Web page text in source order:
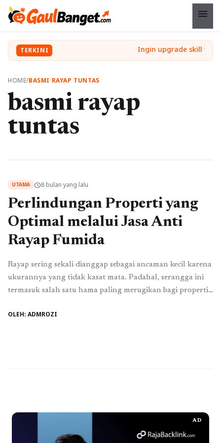
menu
TERKINI
HOME/BASMI RAYAP TUNTAS
basmi rayap
tuntas
UTAMA schedule8 bulan yang lalu
Perlindungan Properti yang
Optimal melalui Jasa Anti
Rayap Fumida
Rayap sering sekali dianggap sebagai ancaman kecil karena
ukurannya yang tidak kasat mata. Padahal, serangga ini
termasuk salah satu hama paling merugikan bagi properti,
bangunan komersial. Tanpa penanganan yang tepat, rayap
OLEH: ADMROZI
AD